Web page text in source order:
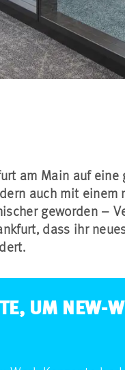
am Main auf
auch mit
geworden –
dass ihr
UM NEW-